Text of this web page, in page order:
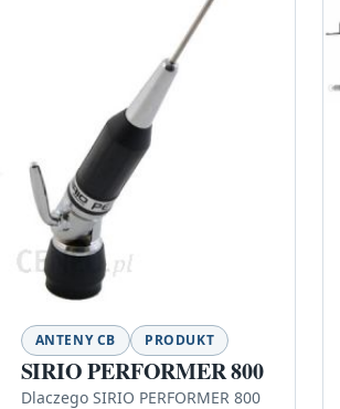
ANTENY CB PRODUKT
SIRIO PERFORMER 800
Dlaczego SIRIO PERFORMER 800